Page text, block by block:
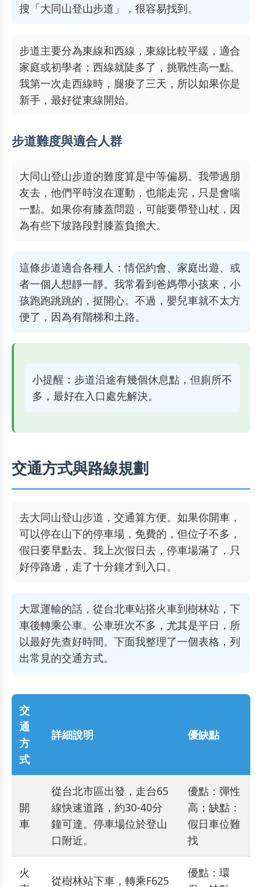
搜「大同山登山步道」，很容易找到。
步道主要分為東線和西線，東線比較平緩，適合
家庭或初學者；西線就陡多了，挑戰性高一點。
我第一次走西線時，腿痠了三天，所以如果你是
新手，最好從東線開始。
步道難度與適合人群
大同山登山步道的難度算是中等偏易。我帶過朋
友去，他們平時沒在運動，也能走完，只是會喘
一點。如果你有膝蓋問題，可能要帶登山杖，因
為有些下坡路段對膝蓋負擔大。
這條步道適合各種人：情侶約會、家庭出遊、或
者一個人想靜一靜。我常看到爸媽帶小孩來，小
孩跑跑跳跳的，挺開心。不過，嬰兒車就不太方
便了，因為有階梯和土路。
小提醒：步道沿途有幾個休息點，但廁所不
多，最好在入口處先解決。
交通方式與路線規劃
去大同山登山步道，交通算方便。如果你開車，
可以停在山下的停車場，免費的，但位子不多，
假日要早點去。我上次假日去，停車場滿了，只
好停路邊，走了十分鐘才到入口。
大眾運輸的話，從台北車站搭火車到樹林站，下
車後轉乘公車。公車班次不多，尤其是平日，所
以最好先查好時間。下面我整理了一個表格，列
出常見的交通方式。
交
通
方
式
詳細說明 優缺點
開
車
從台北市區出發，走台65
線快速道路，約30-40分
鐘可達。停車場位於登山
口附近。
優點：彈性
高；缺點：
假日車位難
找
火
從樹林站下車，轉乘F625
優點：環